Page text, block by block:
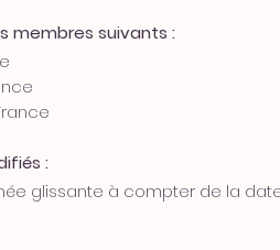
membres suivants :
:
glissante à compter de la